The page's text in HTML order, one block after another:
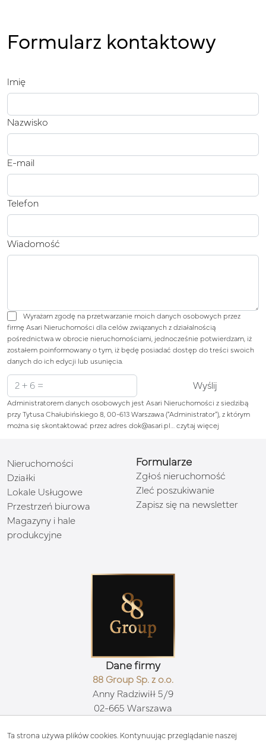
Formularz kontaktowy
Imię
Nazwisko
E-mail
Telefon
Wiadomość
Wyrażam zgodę na przetwarzanie moich danych osobowych przez
firmę Asari Nieruchomości dla celów związanych z działalnością
pośrednictwa w obrocie nieruchomościami, jednocześnie potwierdzam, iż
zostałem poinformowany o tym, iż będę posiadać dostęp do treści swoich
danych do ich edycji lub usunięcia.
Administratorem danych osobowych jest Asari Nieruchomości z siedzibą
przy Tytusa Chałubińskiego 8, 00-613 Warszawa (“Administrator”), z którym
można się skontaktować przez adres dok@asari.pl… czytaj więcej
Nieruchomości
Działki
Lokale Usługowe
Przestrzeń biurowa
Magazyny i hale
produkcyjne
Formularze
Zgłoś nieruchomość
Zleć poszukiwanie
Zapisz się na newsletter
Dane firmy
88 Group Sp. z o.o.
Anny Radziwiłł 5/9
02-665 Warszawa
biuro@88group.pl
Ta strona używa plików cookies. Kontynuując przeglądanie naszej